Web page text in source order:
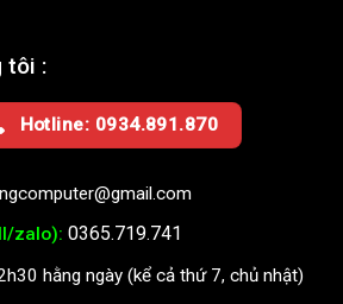
tôi :
Hotline: 0934.891.870
zalo): 0365.719.741
hằng ngày (kể cả thứ 7, chủ nhật)